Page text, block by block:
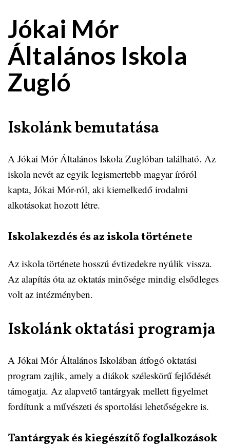
Jókai Mór
Általános Iskola
Zugló
Iskolánk bemutatása
A Jókai Mór Általános Iskola Zuglóban található. Az
iskola nevét az egyik legismertebb magyar íróról
kapta, Jókai Mór-ról, aki kiemelkedő irodalmi
alkotásokat hozott létre.
Iskolakezdés és az iskola története
Az iskola története hosszú évtizedekre nyúlik vissza.
Az alapítás óta az oktatás minősége mindig elsődleges
volt az intézményben.
Iskolánk oktatási programja
A Jókai Mór Általános Iskolában átfogó oktatási
program zajlik, amely a diákok széleskörű fejlődését
támogatja. Az alapvető tantárgyak mellett figyelmet
fordítunk a művészeti és sportolási lehetőségekre is.
Tantárgyak és kiegészítő foglalkozások